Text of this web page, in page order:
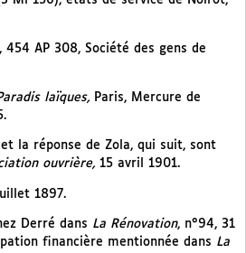
454 AP 308, Société des gens de
laïques, Paris, Mercure de
la réponse de Zola, qui suit, sont
ouvrière, 15 avril 1901.
1897.
Derré dans La Rénovation, n°94, 31
financière mentionnée dans La